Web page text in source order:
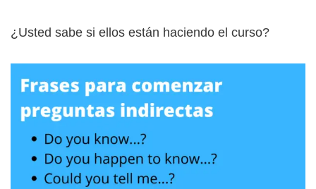
¿Usted sabe si ellos están haciendo el curso?